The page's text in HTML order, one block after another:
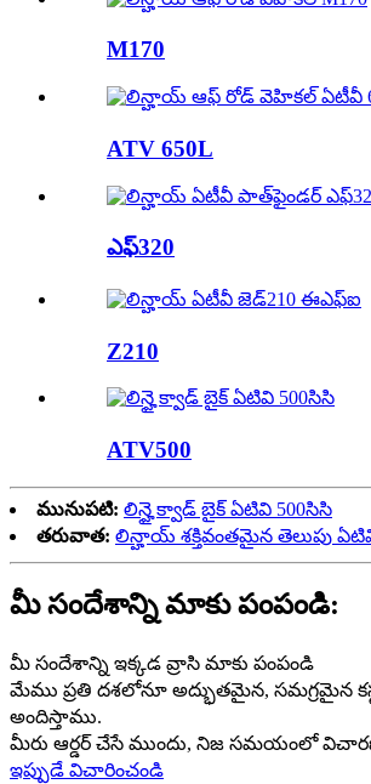
M170
ATV 650L
ఎఫ్320
Z210
ATV500
మునుపటి: లిన్హై క్వాడ్ బైక్ ఏటివి 500సిసి
తరువాత: లిన్హాయ్ శక్తివంతమైన తెలుపు
మీ సందేశాన్ని మాకు పంపండి:
మీ సందేశాన్ని ఇక్కడ వ్రాసి మాకు పంపండి
మేము ప్రతి దశలోనూ అద్భుతమైన, సమగ్రమైన
అందిస్తాము.
మీరు ఆర్డర్ చేసే ముందు, నిజ సమయంలో
ఇప్పుడే విచారించండి